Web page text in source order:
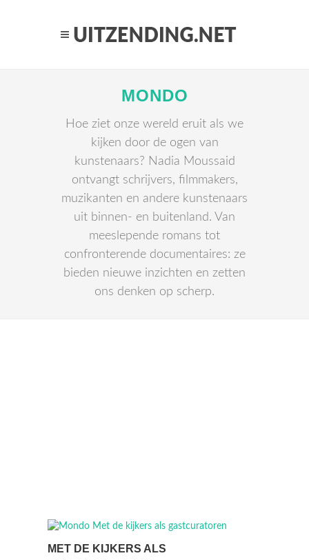
MONDO
Hoe ziet onze wereld eruit als we
kijken door de ogen van
kunstenaars? Nadia Moussaid
ontvangt schrijvers, filmmakers,
muzikanten en andere kunstenaars
uit binnen- en buitenland. Van
meeslepende romans tot
confronterende documentaires: ze
bieden nieuwe inzichten en zetten
ons denken op scherp.
MET DE KIJKERS ALS